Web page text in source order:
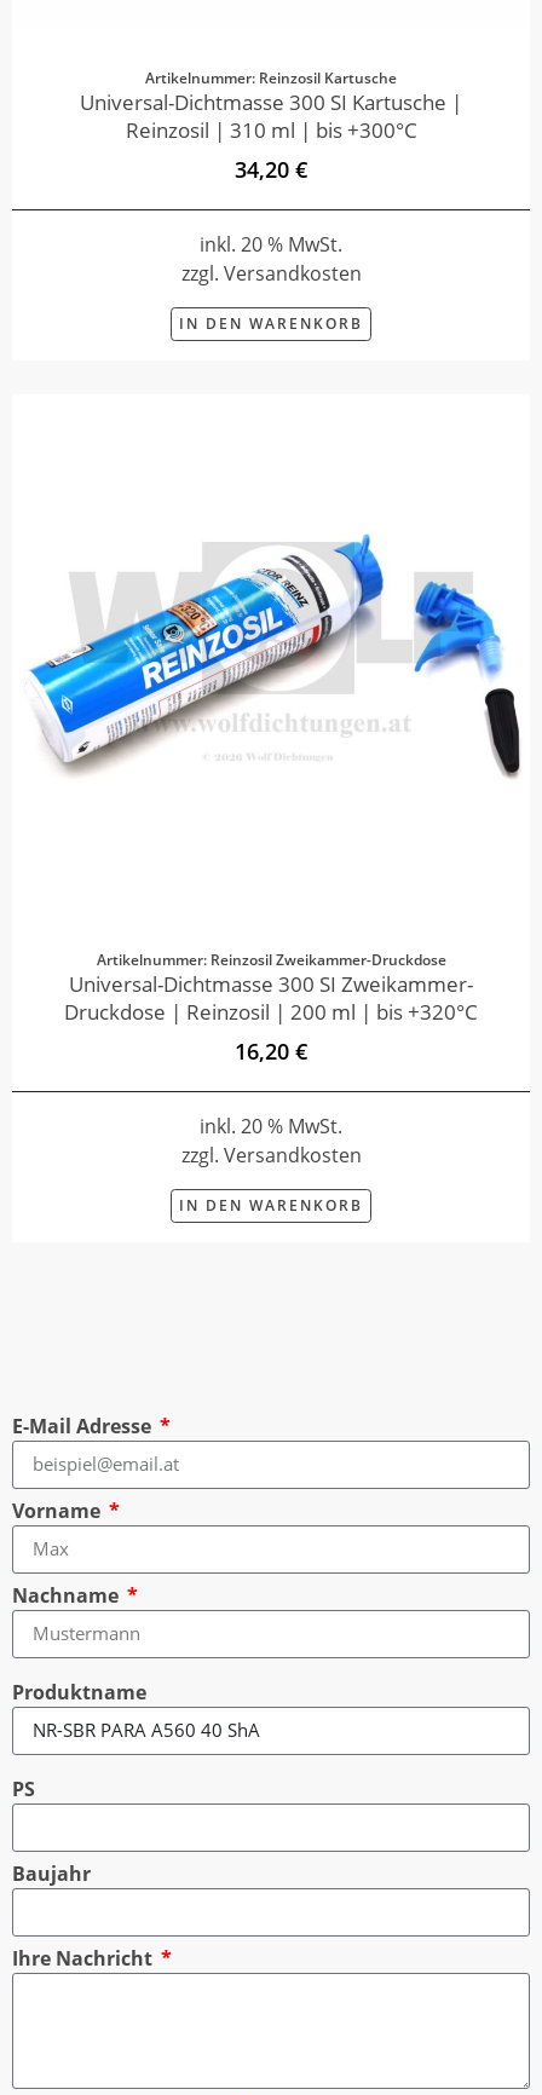
Artikelnummer: Reinzosil Kartusche
Universal-Dichtmasse 300 SI Kartusche |
Reinzosil | 310 ml | bis +300°C
34,20 €
inkl. 20 % MwSt.
zzgl. Versandkosten
IN DEN WARENKORB
Artikelnummer: Reinzosil Zweikammer-Druckdose
Universal-Dichtmasse 300 SI Zweikammer-
Druckdose | Reinzosil | 200 ml | bis +320°C
16,20 €
inkl. 20 % MwSt.
zzgl. Versandkosten
IN DEN WARENKORB
E-Mail Adresse
Vorname
Nachname
Produktname
PS
Baujahr
Ihre Nachricht